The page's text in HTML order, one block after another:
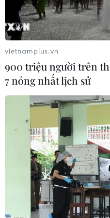
hạn chế, bất cập, đảm
sản tiếp tục phát triển ổn
vững.
Thủ tướng Phạm Minh Chính
chủ trì hội nghị phát triển thị
mạnh, bền vững.
vietnamplus.vn
900 triệu người trên
7 nóng nhất lịch sử